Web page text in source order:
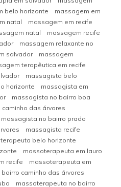
belo horizonte
massagem em
natal
massagem em recife
natal
massagem recife
massagem relaxante no
salvador
massagem
terapêutica em recife
massagista belo
horizonte
massagista em
massagista no bairro boa
das árvores
massagista no bairro prado
massagista recife
belo horizonte
massoterapeuta em lauro
recife
massoterapeuta em
caminho das árvores
massoterapeuta no bairro